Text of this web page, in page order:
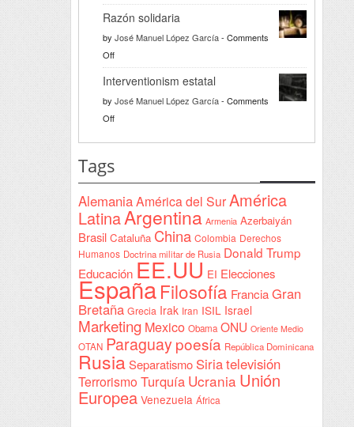
Türkiye
la
a
Yeda
en
Sudán
Razón solidaria
by José Manuel López García- Comments
Offon
Razón
solidaria
Interventionism estatal
by José Manuel López García- Comments
Offon
Tags
AlemaniaAmérica del SurAmérica
LatinaArgentina Armenia Azerbaiyán
Brasil Cataluña China Colombia Derechos
Humanos Doctrina militar de Rusia Donald Trump
EducaciónEE.UU EI Elecciones
España Filosofía Francia Gran
Bretaña Grecia Irak Iran ISIL Israel
Marketing Mexico Obama ONU Oriente Medio
OTAN Paraguay poesía República Dominicana
Rusia Separatismo Siriatelevisión
Terrorismo Turquía Ucrania Unión
Europea Venezuela África